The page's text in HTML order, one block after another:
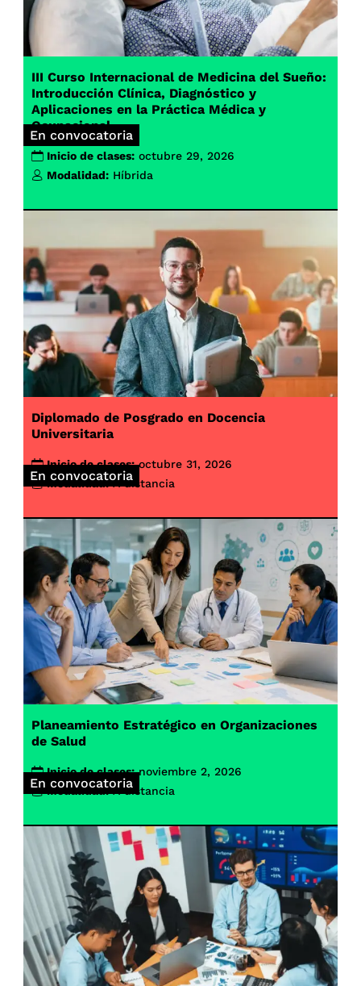
En convocatoria
III Curso Internacional de Medicina del Sueño:
Introducción Clínica, Diagnóstico y
Aplicaciones en la Práctica Médica y
Ocupacional
Inicio de clases: octubre 29, 2026
Modalidad: Híbrida
En convocatoria
Diplomado de Posgrado en Docencia
Universitaria
Inicio de clases: octubre 31, 2026
Modalidad: A distancia
En convocatoria
Planeamiento Estratégico en Organizaciones
de Salud
Inicio de clases: noviembre 2, 2026
Modalidad: A distancia